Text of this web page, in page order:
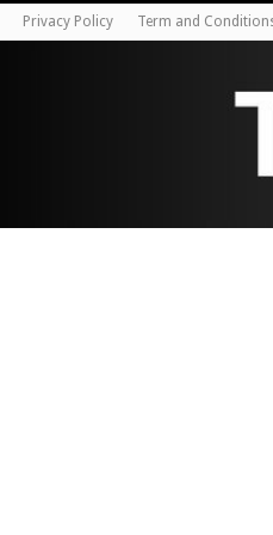
Privacy Policy Term and